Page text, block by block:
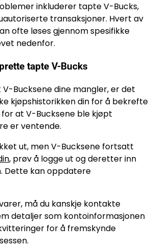
inkluderer tapte V-Bucks,
transaksjoner. Hvert av
ofte løses gjennom spesifikke
nedenfor.
tapte V-Bucks
Bucksene dine mangler, er det
kjøpshistorikken din for å bekrefte
at V-Bucksene ble kjøpt
er ventende.
ut, men V-Bucksene fortsatt
, prøv å logge ut og deretter inn
Dette kan oppdatere
må du kanskje kontakte
detaljer som kontoinformasjonen
for å fremskynde